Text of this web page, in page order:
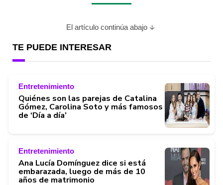
El artículo continúa abajo
TE PUEDE INTERESAR
Entretenimiento
Quiénes son las parejas de Catalina
Gómez, Carolina Soto y más famosos
de ‘Día a día’
Entretenimiento
Ana Lucía Domínguez dice si está
embarazada, luego de más de 10
años de matrimonio